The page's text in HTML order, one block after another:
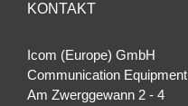
KONTAKT
Icom (Europe) GmbH
Communication Equipment
Am Zwerggewann 2 ‐ 4